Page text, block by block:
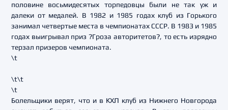
половине восьмидесятых торпедовцы были не так уж и
далеки от медалей. В 1982 и 1985 годах клуб из Горького
занимал четвертые места в чемпионатах СССР. В 1983 и 1985
годах выигрывал приз ?Гроза авторитетов?, то есть изрядно
терзал призеров чемпионата.
\t
\t\t
\t
Болельщики верят, что и в КХЛ клуб из Нижнего Новгорода